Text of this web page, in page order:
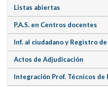
Listas abiertas
P.A.S. en Centros docentes
Inf. al ciudadano y Registro
Actos de Adjudicación
Integración Prof. Técnicos de